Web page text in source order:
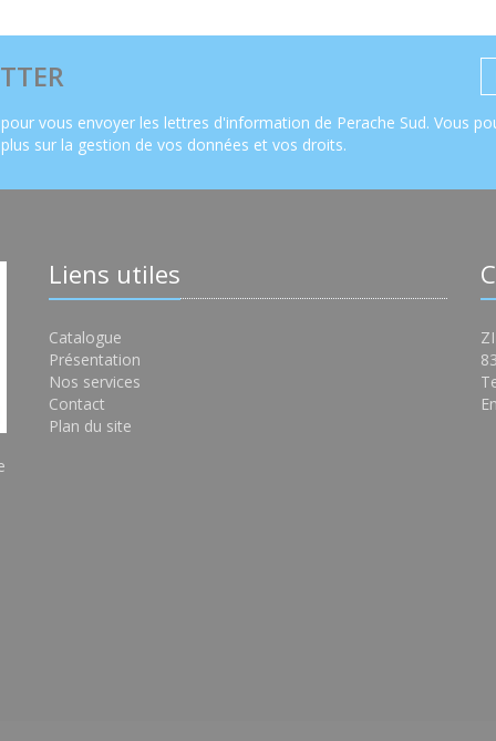
vous envoyer les lettres d'information de Perache Sud. Vous
sur la gestion de vos données et vos droits.
Liens utiles
Catalogue
Présentation
Nos services
Contact
Plan du site